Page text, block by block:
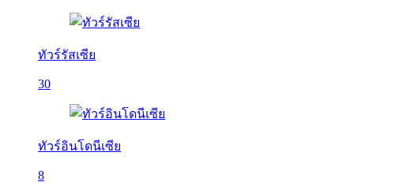
ทัวร์รัสเซีย
30
ทัวร์อินโดนีเซีย
8